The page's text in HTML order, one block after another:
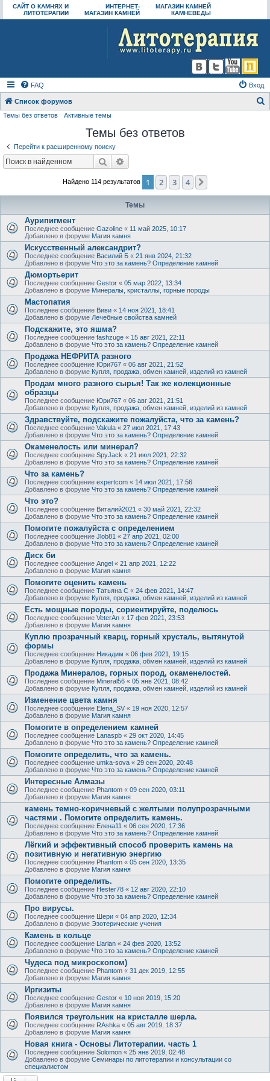
САЙТ О КАМНЯХ И
ЛИТОТЕРАПИИ
ИНТЕРНЕТ-
МАГАЗИН КАМНЕЙ
МАГАЗИН КАМНЕЙ
КАМНЕВЕДЫ
FAQ Вход
Список форумов
Темы без ответов Активные темы
Темы без ответов
Перейти к расширенному поиску
Поиск
Найдено 114 результатов 1 2 3 4
Темы
Аурипигмент
Последнее сообщение Gazoline « 11 май 2025, 10:17
Добавлено в форуме Магия камня
Искусственный александрит?
Последнее сообщение Василий Б « 21 янв 2024, 21:32
Добавлено в форуме Что это за камень? Определение камней
Дюмортьерит
Последнее сообщение Gestor « 05 мар 2022, 13:34
Добавлено в форуме Минералы, кристаллы, горные породы
Мастопатия
Последнее сообщение Виви « 14 ноя 2021, 18:41
Добавлено в форуме Лечебные свойства камней
Подскажите, это яшма?
Последнее сообщение fashzuge « 15 авг 2021, 22:11
Добавлено в форуме Что это за камень? Определение камней
Продажа НЕФРИТА разного
Последнее сообщение Юри767 « 06 авг 2021, 21:52
Добавлено в форуме Купля, продажа, обмен камней, изделий из камней
Продам много разного сырья! Так же колекционные
образцы
Последнее сообщение Юри767 « 06 авг 2021, 21:51
Добавлено в форуме Купля, продажа, обмен камней, изделий из камней
Здравствуйте, подскажите пожалуйста, что за камень?
Последнее сообщение Vakula « 27 июл 2021, 17:43
Добавлено в форуме Что это за камень? Определение камней
Окаменелость или минерал?
Последнее сообщение SpyJack « 21 июл 2021, 22:32
Добавлено в форуме Что это за камень? Определение камней
Что за камень?
Последнее сообщение expertcom « 14 июл 2021, 17:56
Добавлено в форуме Что это за камень? Определение камней
Что это?
Последнее сообщение Виталий2021 « 30 май 2021, 22:32
Добавлено в форуме Что это за камень? Определение камней
Помогите пожалуйста с определением
Последнее сообщение Jlob81 « 27 апр 2021, 02:00
Добавлено в форуме Что это за камень? Определение камней
Диск би
Последнее сообщение Angel « 21 апр 2021, 12:22
Добавлено в форуме Магия камня
Помогите оценить камень
Последнее сообщение Татьяна С « 24 фев 2021, 14:47
Добавлено в форуме Купля, продажа, обмен камней, изделий из камней
Есть мощные породы, сориентируйте, поделюсь
Последнее сообщение VeterAn « 17 фев 2021, 23:53
Добавлено в форуме Магия камня
Куплю прозрачный кварц, горный хрусталь, вытянутой
формы
Последнее сообщение Никадим « 06 фев 2021, 19:15
Добавлено в форуме Купля, продажа, обмен камней, изделий из камней
Продажа Минералов, горных пород, окаменелостей.
Последнее сообщение Mineral56 « 05 янв 2021, 08:42
Добавлено в форуме Купля, продажа, обмен камней, изделий из камней
Изменение цвета камня
Последнее сообщение Elena_SV « 19 ноя 2020, 12:57
Добавлено в форуме Магия камня
Помогите в определением камней
Последнее сообщение Lanaspb « 29 окт 2020, 14:45
Добавлено в форуме Что это за камень? Определение камней
Помогите определить, что за камень.
Последнее сообщение umka-sova « 29 сен 2020, 20:48
Добавлено в форуме Что это за камень? Определение камней
Интересные Алмазы
Последнее сообщение Phantom « 09 сен 2020, 03:11
Добавлено в форуме Магия камня
камень темно-коричневый с желтыми полупрозрачными
частями . Помогите определить камень.
Последнее сообщение Елена11 « 06 сен 2020, 17:36
Добавлено в форуме Что это за камень? Определение камней
Лёгкий и эффективный способ проверить камень на
позитивную и негативную энергию
Последнее сообщение Phantom « 05 сен 2020, 13:35
Добавлено в форуме Магия камня
Помогите определить.
Последнее сообщение Hester78 « 12 авг 2020, 22:10
Добавлено в форуме Что это за камень? Определение камней
Про вирусы.
Последнее сообщение Шери « 04 апр 2020, 12:34
Добавлено в форуме Эзотерические учения
Камень в кольце
Последнее сообщение Llarian « 24 фев 2020, 13:52
Добавлено в форуме Что это за камень? Определение камней
Чудеса под микроскопом)
Последнее сообщение Phantom « 31 дек 2019, 12:55
Добавлено в форуме Магия камня
Иргизиты
Последнее сообщение Gestor « 10 ноя 2019, 15:20
Добавлено в форуме Магия камня
Появился треугольник на кристалле шерла.
Последнее сообщение RAshka « 05 авг 2019, 18:37
Добавлено в форуме Магия камня
Новая книга - Основы Литотерапии. часть 1
Последнее сообщение Solomon « 25 янв 2019, 02:48
Добавлено в форуме Семинары по литотерапии и консультации со
специалистом